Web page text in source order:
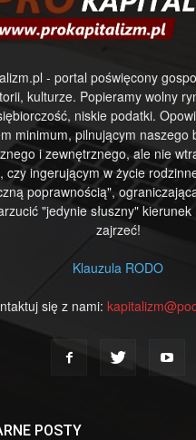
- portal poświęcony
kulturze. Popieramy wolny
niskie podatki.
minimum, pilnującym naszego
i zewnętrznego, ale nie
czy ingerującym w życie
poprawnością",
"jedynie słuszny"
zajrzeć!
Klauzula RODO
się z nami:
POSTY